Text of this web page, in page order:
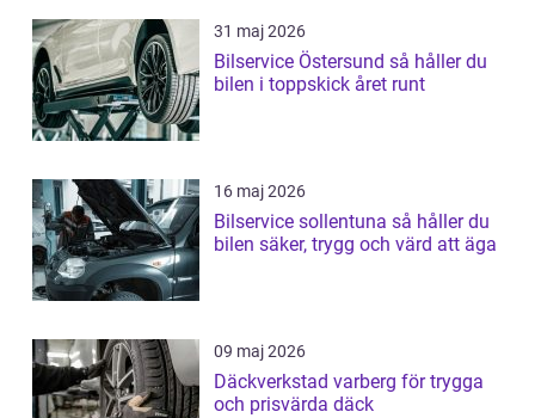
31 maj 2026
Bilservice Östersund så håller du
bilen i toppskick året runt
16 maj 2026
Bilservice sollentuna så håller du
bilen säker, trygg och värd att äga
09 maj 2026
Däckverkstad varberg för trygga
och prisvärda däck